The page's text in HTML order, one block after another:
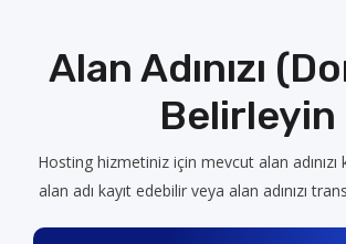
Alan Adınızı
Belirleyin
Hosting hizmetiniz için mevcut alan adınızı
alan adı kayıt edebilir veya alan adınızı